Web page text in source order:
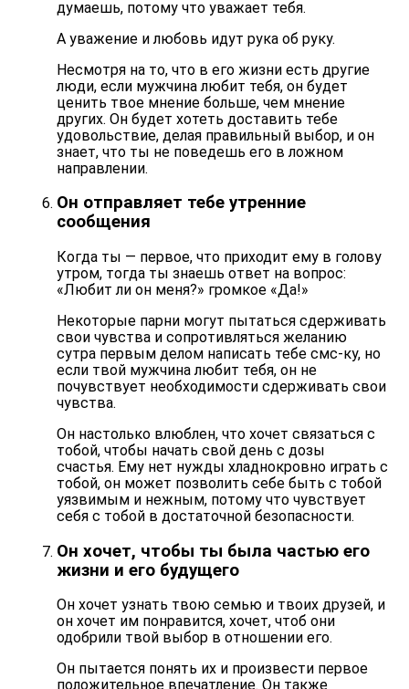
думаешь, потому что уважает тебя.
А уважение и любовь идут рука об руку.
Несмотря на то, что в его жизни есть другие
люди, если мужчина любит тебя, он будет
ценить твое мнение больше, чем мнение
других. Он будет хотеть доставить тебе
удовольствие, делая правильный выбор, и он
знает, что ты не поведешь его в ложном
направлении.
Он отправляет тебе утренние
сообщения
Когда ты — первое, что приходит ему в голову
утром, тогда ты знаешь ответ на вопрос:
«Любит ли он меня?» громкое «Да!»
Некоторые парни могут пытаться сдерживать
свои чувства и сопротивляться желанию
сутра первым делом написать тебе смс-ку, но
если твой мужчина любит тебя, он не
почувствует необходимости сдерживать свои
чувства.
Он настолько влюблен, что хочет связаться с
тобой, чтобы начать свой день с дозы
счастья. Ему нет нужды хладнокровно играть с
тобой, он может позволить себе быть с тобой
уязвимым и нежным, потому что чувствует
себя с тобой в достаточной безопасности.
Он хочет, чтобы ты была частью его
жизни и его будущего
Он хочет узнать твою семью и твоих друзей, и
он хочет им понравится, хочет, чтоб они
одобрили твой выбор в отношении его.
Он пытается понять их и произвести первое
положительное впечатление. Он также